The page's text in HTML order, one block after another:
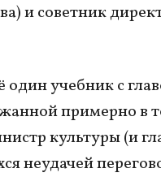
и советник
учебник с
примерно в
культуры (и
неудачей